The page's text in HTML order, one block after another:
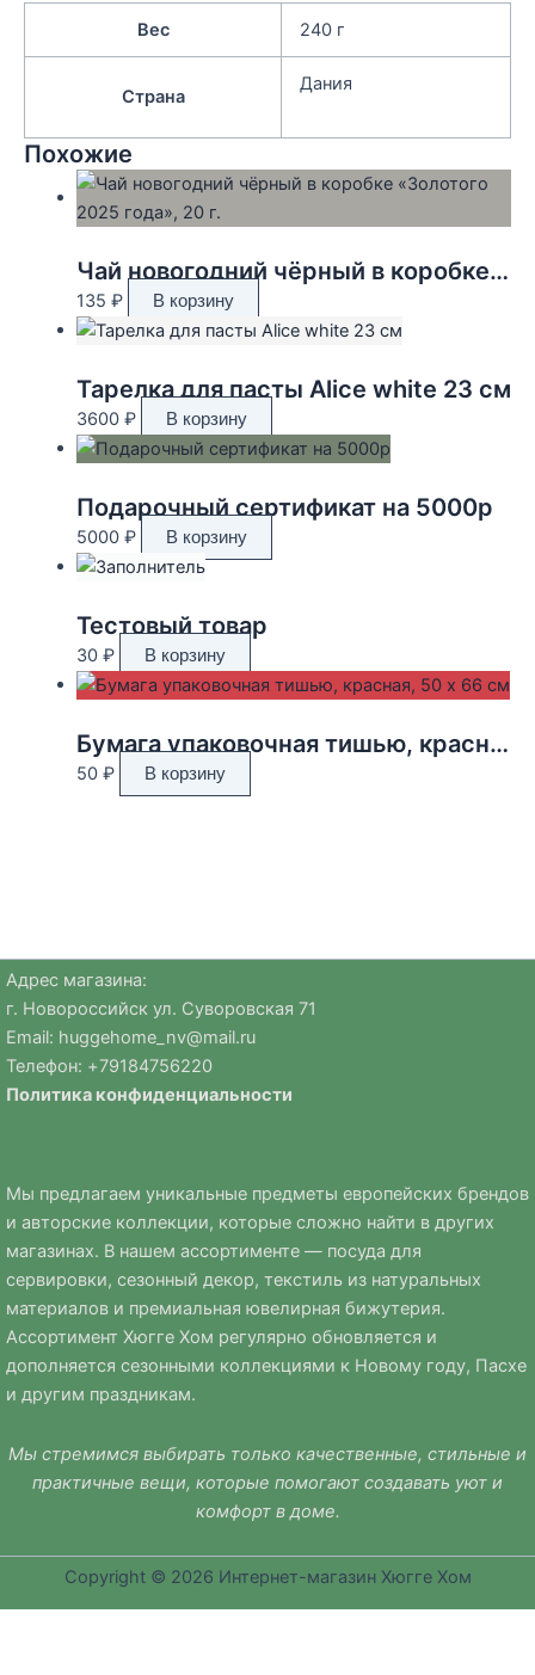
Вес
240 г
Страна
Дания
Похожие
Чай новогодний чёрный в коробке «Золотого 2025 года», 20 г.
135 ₽ В корзину
Тарелка для пасты Alice white 23 см
3600 ₽ В корзину
Подарочный сертификат на 5000р
5000 ₽ В корзину
Тестовый товар
30 ₽ В корзину
Бумага упаковочная тишью, красная, 50 х 66 см
50 ₽ В корзину
Адрес магазина:
г. Новороссийск ул. Суворовская 71
Email: huggehome_nv@mail.ru
Телефон: +79184756220
Политика конфиденциальности
Мы предлагаем уникальные предметы европейских брендов
и авторские коллекции, которые сложно найти в других
магазинах. В нашем ассортименте — посуда для
сервировки, сезонный декор, текстиль из натуральных
материалов и премиальная ювелирная бижутерия.
Ассортимент Хюгге Хом регулярно обновляется и
дополняется сезонными коллекциями к Новому году, Пасхе
и другим праздникам.
Мы стремимся выбирать только качественные, стильные и
практичные вещи, которые помогают создавать уют и
комфорт в доме.
Copyright © 2026 Интернет-магазин Хюгге Хом